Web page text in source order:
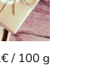
€/ 100 g